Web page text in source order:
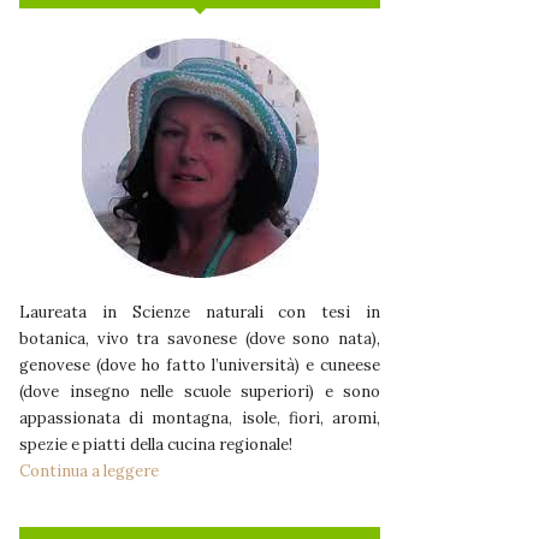
Laureata in Scienze naturali con tesi in
botanica, vivo tra savonese (dove sono nata),
genovese (dove ho fatto l’università) e cuneese
(dove insegno nelle scuole superiori) e sono
appassionata di montagna, isole, fiori, aromi,
spezie e piatti della cucina regionale!
Continua a leggere